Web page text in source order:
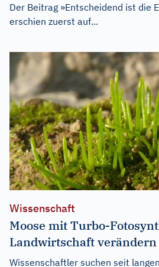
Der Beitrag »Entscheidend ist die
erschien zuerst auf...
Wissenschaft
Moose mit Turbo-
Landwirtschaft verändern
Wissenschaftler suchen seit